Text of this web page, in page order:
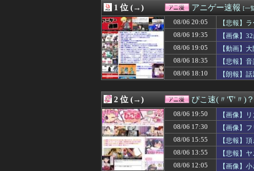
08/06 19:29
みいちゃんはなぜ死に
08/06 19:25
【悲報】オネエ系強キャ
08/06 19:23
ガリガリな「けもフレ
08/06 19:15
【キングダム 884話感想
08/06 19:05
【悲報】福岡の電車、完
08/06 19:05
【動画】大阪府警に射
08/06 19:02
【ガンダム イニブ】
08/06 19:00
【ラブライブ！】午後
08/06 19:00
『ガンダム』について
08/06 18:52
【衝撃】「Z世代」とん
08/06 18:48
【朗報】ゲーム史上最も
08/06 18:45
【悲報】生成AI、大学
08/06 18:35
【悲報】音楽愛好家「ク
08/06 18:29
世紀末リーダー伝たけ
08/06 18:25
【画像】オタク「実際
08/06 18:17
【疑問】謎の勢力「本
08/06 18:16
【アズールレーン】ダ
1 位 (→) アニゲー速報 [一
08/06 20:05
【悲報】
08/06 19:35
【画像】
08/06 19:05
【動画】
08/06 18:35
【悲報】
イラする」
08/06 18:10 【朗報】
2 位 (→) ぴこ速(〃'∇'〃)？
08/06 19:50
【画像】
08/06 17:30
【画像】
08/06 15:55
【悲報】
08/06 13:55
【悲報】
08/06 12:05
【画像】